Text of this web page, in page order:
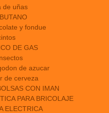
de uñas
y fondue
DE GAS
de azucar
de cerveza
CON IMAN
PARA BRICOLAJE
ELECTRICA